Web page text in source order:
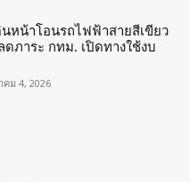
นหน้าโอนรถไฟฟ้าสายสีเขียว
ดภาระ กทม. เปิดทางใช้งบ
คม 4, 2026